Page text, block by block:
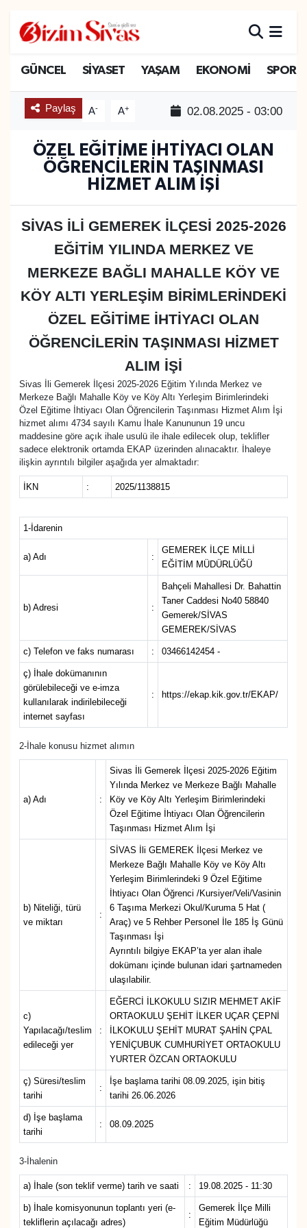
GÜNCEL SİYASET YAŞAM EKONOMİ SPOR
Paylaş A- A+ 02.08.2025 - 03:00
ÖZEL EĞİTİME İHTİYACI OLAN
ÖĞRENCİLERİN TAŞINMASI
HİZMET ALIM İŞİ
SİVAS İLİ GEMEREK İLÇESİ 2025-2026
EĞİTİM YILINDA MERKEZ VE
MERKEZE BAĞLI MAHALLE KÖY VE
KÖY ALTI YERLEŞİM BİRİMLERİNDEKİ
ÖZEL EĞİTİME İHTİYACI OLAN
ÖĞRENCİLERİN TAŞINMASI HİZMET
ALIM İŞİ
Sivas İli Gemerek İlçesi 2025-2026 Eğitim Yılında Merkez ve
Merkeze Bağlı Mahalle Köy ve Köy Altı Yerleşim Birimlerindeki
Özel Eğitime İhtiyacı Olan Öğrencilerin Taşınması Hizmet Alım İşi
hizmet alımı 4734 sayılı Kamu İhale Kanununun 19 uncu
maddesine göre açık ihale usulü ile ihale edilecek olup, teklifler
sadece elektronik ortamda EKAP üzerinden alınacaktır. İhaleye
ilişkin ayrıntılı bilgiler aşağıda yer almaktadır:
İKN : 2025/1138815
1-İdarenin
a) Adı :
GEMEREK İLÇE MİLLİ
EĞİTİM MÜDÜRLÜĞÜ
b) Adresi :
Bahçeli Mahallesi Dr. Bahattin
Taner Caddesi No40 58840
Gemerek/SİVAS
GEMEREK/SİVAS
c) Telefon ve faks numarası : 03466142454 -
ç) İhale dokümanının
görülebileceği ve e-imza
kullanılarak indirilebileceği
internet sayfası
: https://ekap.kik.gov.tr/EKAP/
2-İhale konusu hizmet alımın
a) Adı :
Sivas İli Gemerek İlçesi 2025-2026 Eğitim
Yılında Merkez ve Merkeze Bağlı Mahalle
Köy ve Köy Altı Yerleşim Birimlerindeki
Özel Eğitime İhtiyacı Olan Öğrencilerin
Taşınması Hizmet Alım İşi
b) Niteliği, türü
ve miktarı
:
SİVAS İli GEMEREK İlçesi Merkez ve
Merkeze Bağlı Mahalle Köy ve Köy Altı
Yerleşim Birimlerindeki 9 Özel Eğitime
İhtiyacı Olan Öğrenci /Kursiyer/Veli/Vasinin
6 Taşıma Merkezi Okul/Kuruma 5 Hat (
Araç) ve 5 Rehber Personel İle 185 İş Günü
Taşınması İşi
Ayrıntılı bilgiye EKAP’ta yer alan ihale
dokümanı içinde bulunan idari şartnameden
ulaşılabilir.
c)
Yapılacağı/teslim
edileceği yer
:
EĞERCİ İLKOKULU SIZIR MEHMET AKİF
ORTAOKULU ŞEHİT İLKER UÇAR ÇEPNİ
İLKOKULU ŞEHİT MURAT ŞAHİN ÇPAL
YENİÇUBUK CUMHURİYET ORTAOKULU
YURTER ÖZCAN ORTAOKULU
ç) Süresi/teslim
tarihi
:
İşe başlama tarihi 08.09.2025, işin bitiş
tarihi 26.06.2026
d) İşe başlama
tarihi
: 08.09.2025
3-İhalenin
a) İhale (son teklif verme) tarih ve saati : 19.08.2025 - 11:30
b) İhale komisyonunun toplantı yeri (e-
tekliflerin açılacağı adres)
:
Gemerek İlçe Milli
Eğitim Müdürlüğü
DİĞER
DÜNYA
EKONOMİ
KÜLTÜR
MAGAZİN
RESMİ İLANLAR
SAĞLIK
SİYASET
SPONSORLU YAZI
SPOR
TEKNOLOJİ
YAŞAM
Sivas Namaz Vakitleri
Sivas Trafik Yoğunluk Haritası
Süper Lig Puan Durumu ve Fikstür
Tüm Manşetler
Son Dakika Haberleri
Haber Arşivi